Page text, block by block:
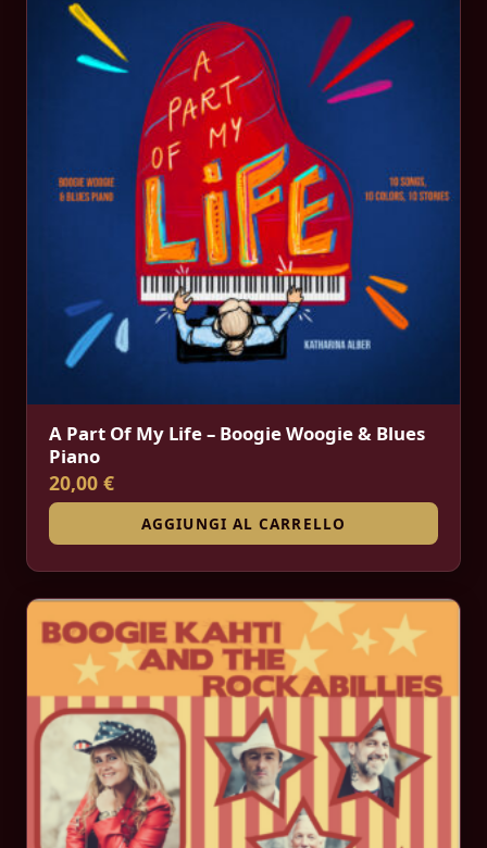
A Part Of My Life – Boogie Woogie & Blues
Piano
20,00 €
AGGIUNGI AL CARRELLO